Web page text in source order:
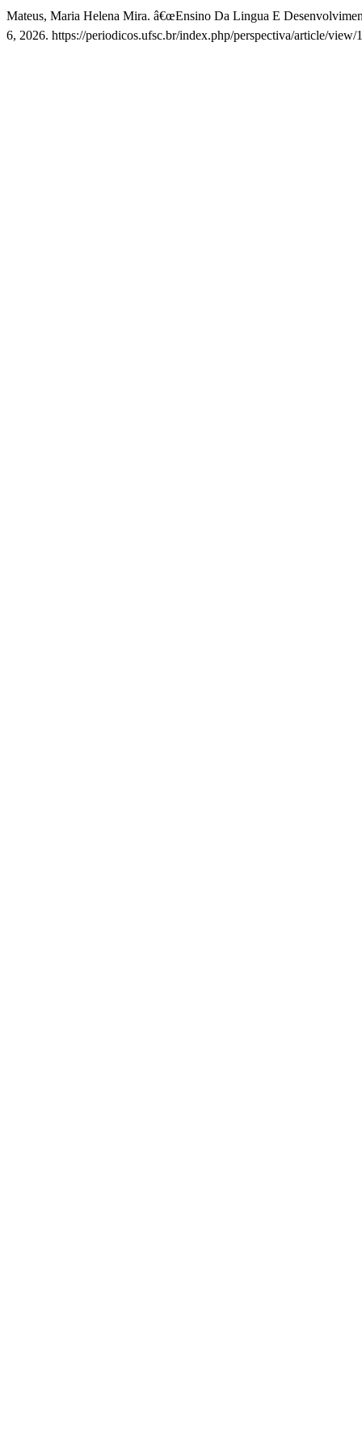
Mateus, Maria Helena Mira. â€œEnsino Da Lingua E
6, 2026. https://periodicos.ufsc.br/index.php/perspectiva/article/view/